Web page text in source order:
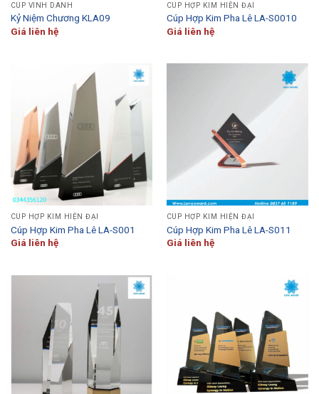
CÚP VINH DANH
Kỷ Niệm Chương KLA09
Giá liên hệ
CÚP HỢP KIM HIỆN ĐẠI
Cúp Hợp Kim Pha Lê LA-S0010
Giá liên hệ
CÚP HỢP KIM HIỆN ĐẠI
Cúp Hợp Kim Pha Lê LA-S001
Giá liên hệ
CÚP HỢP KIM HIỆN ĐẠI
Cúp Hợp Kim Pha Lê LA-S011
Giá liên hệ